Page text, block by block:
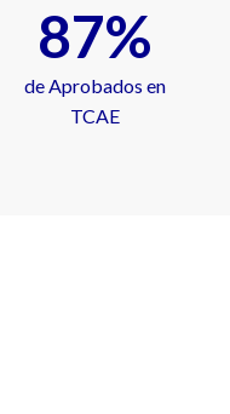
87%
de Aprobados en
TCAE